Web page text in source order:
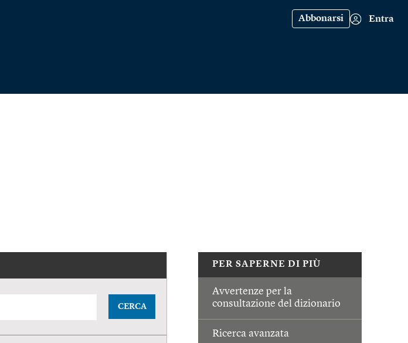
Abbonarsi Entra
PER SAPERNE DI PIÙ
Avvertenze per la
consultazione del dizionario
Ricerca avanzata
CERCA